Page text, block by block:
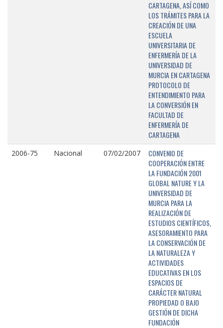
CARTAGENA, ASÍ COMO
LOS TRÁMITES PARA LA
CREACIÓN DE UNA
ESCUELA
UNIVERSITARIA DE
ENFERMERÍA DE LA
UNIVERSIDAD DE
MURCIA EN CARTAGENA
PROTOCOLO DE
ENTENDIMIENTO PARA
LA CONVERSIÓN EN
FACULTAD DE
ENFERMERÍA DE
CARTAGENA
2006-75 Nacional 07/02/2007
CONVENIO DE
COOPERACIÓN ENTRE
LA FUNDACIÓN 2001
GLOBAL NATURE Y LA
UNIVERSIDAD DE
MURCIA PARA LA
REALIZACIÓN DE
ESTUDIOS CIENTÍFICOS,
ASESORAMIENTO PARA
LA CONSERVACIÓN DE
LA NATURALEZA Y
ACTIVIDADES
EDUCATIVAS EN LOS
ESPACIOS DE
CARÁCTER NATURAL
PROPIEDAD O BAJO
GESTIÓN DE DICHA
FUNDACIÓN